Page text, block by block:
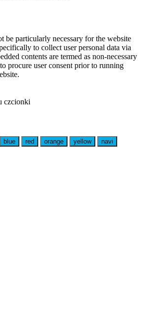
be particularly necessary for the website
to collect user personal data via
contents are termed as non-necessary
procure user consent prior to running
czcionki
blue red orange yellow
navi